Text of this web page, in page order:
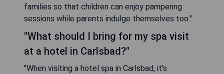
families so that children can enjoy pampering
sessions while parents indulge themselves too."
"What should I bring for my spa visit
at a hotel in Carlsbad?"
"When visiting a hotel spa in Carlsbad, it's